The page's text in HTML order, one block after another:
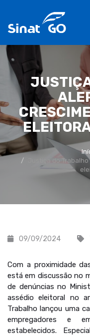
Justiça do
09/09/2024
Com a proximidade
está em discussão no
de denúncias no
assédio eleitoral no
Trabalho lançou uma
empregadores e
estabelecidos.